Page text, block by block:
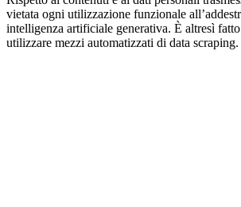
vietata ogni utilizzazione funzionale
intelligenza artificiale generativa. È altresì
utilizzare mezzi automatizzati di data scraping.